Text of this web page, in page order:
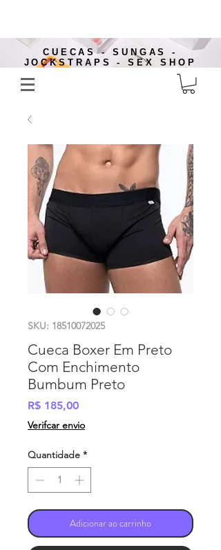
CUECAS - SUNGAS -
JOCKSTRAPS - SEX SHOP
SKU: 18510072025
Cueca Boxer Em Preto
Com Enchimento
Bumbum Preto
R$ 185,00Preço
Verifcar envio
Quantidade *
Adicionar ao carrinho